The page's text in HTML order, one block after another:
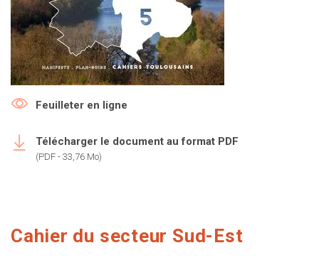
Feuilleter en ligne
Télécharger le document au format PDF
(PDF - 33,76 Mo)
Cahier du secteur Sud-Est